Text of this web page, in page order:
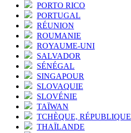
PORTO RICO
PORTUGAL
RÉUNION
ROUMANIE
ROYAUME-UNI
SALVADOR
SÉNÉGAL
SINGAPOUR
SLOVAQUIE
SLOVÉNIE
TAÏWAN
TCHÈQUE, RÉPUBLIQUE
THAÏLANDE